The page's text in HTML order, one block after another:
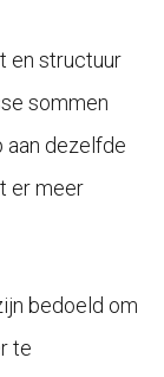
en structuur
sommen
aan dezelfde
er meer
bedoeld om
te